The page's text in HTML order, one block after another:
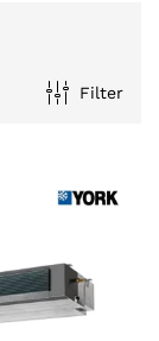
Filter